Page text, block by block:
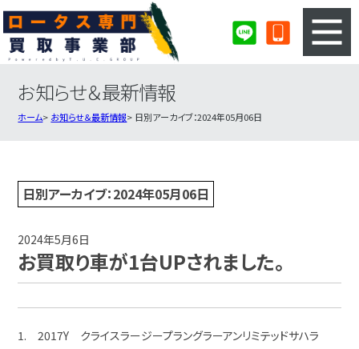
3ステップのカンタン査定
ロータス買取実績 会社概要・店舗紹介・MAP
お知らせ＆最新情報
ホーム お知らせ＆最新情報 日別アーカイブ：2024年05月06日
日別アーカイブ：2024年05月06日
2024年5月6日
お買取り車が1台UPされました。
1. 2017Y クライスラージープラングラーアンリミテッドサハラ